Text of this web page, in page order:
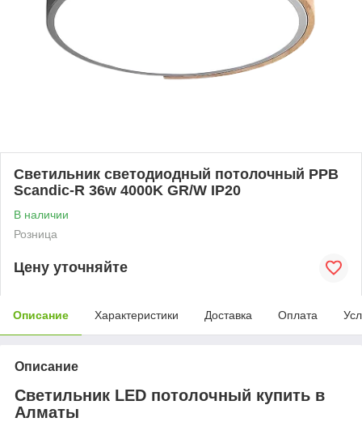
Светильник светодиодный потолочный PPB
Scandic-R 36w 4000K GR/W IP20
В наличии
Розница
Цену уточняйте
Описание Характеристики Доставка Оплата
Описание
Светильник LED потолочный купить в
Алматы